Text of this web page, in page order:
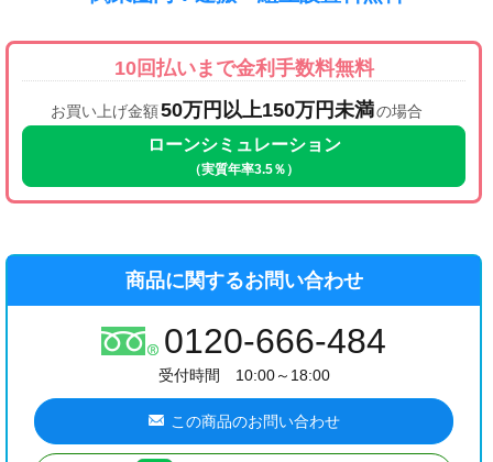
10回払いまで金利手数料無料
お買い上げ金額50万円以上150万円未満の場合
ローンシミュレーション
（実質年率3.5％）
商品に関するお問い合わせ
0120-666-484
受付時間 10:00～18:00
この商品のお問い合わせ